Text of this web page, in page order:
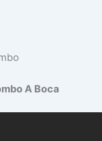
A Boca